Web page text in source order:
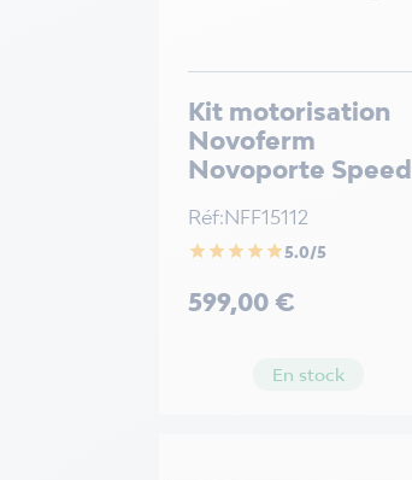
Kit motorisation
Novoferm
Novoporte Speed
Réf:NFF15112
star star star star star5.0/5
Prix
599,00 €
En stock